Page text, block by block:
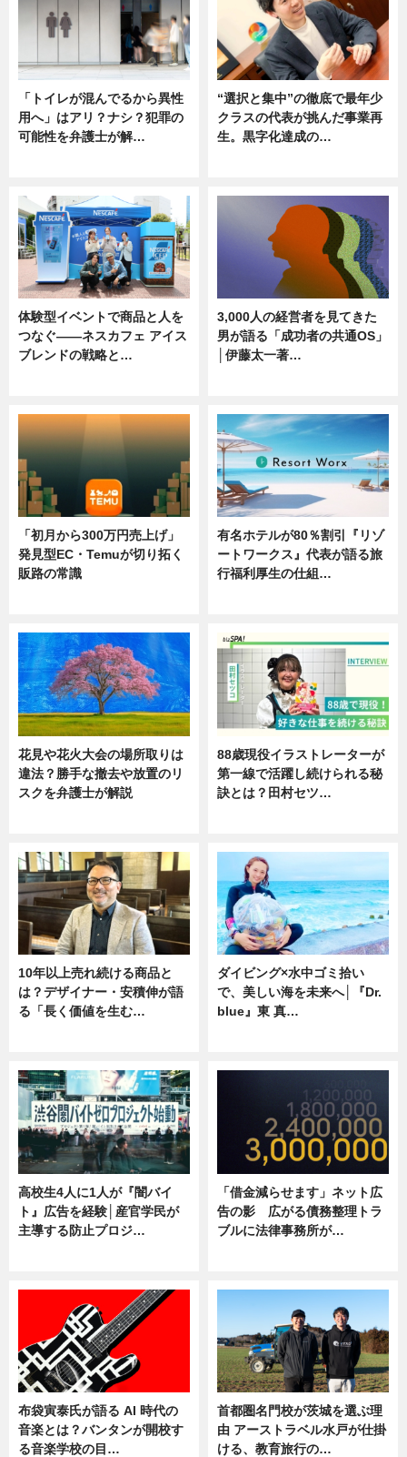
「トイレが混んでるから異性
用へ」はアリ？ナシ？犯罪の
可能性を弁護士が解…
“選択と集中”の徹底で最年少
クラスの代表が挑んだ事業再
生。黒字化達成の…
体験型イベントで商品と人を
つなぐ――ネスカフェ アイス
ブレンドの戦略と…
3,000人の経営者を見てきた
男が語る「成功者の共通OS」
│伊藤太一著…
「初月から300万円売上げ」
発見型EC・Temuが切り拓く
販路の常識
有名ホテルが80％割引『リゾ
ートワークス』代表が語る旅
行福利厚生の仕組…
花見や花火大会の場所取りは
違法？勝手な撤去や放置のリ
スクを弁護士が解説
88歳現役イラストレーターが
第一線で活躍し続けられる秘
訣とは？田村セツ…
10年以上売れ続ける商品と
は？デザイナー・安積伸が語
る「長く価値を生む…
ダイビング×水中ゴミ拾い
で、美しい海を未来へ│『Dr.
blue』東 真…
高校生4人に1人が『闇バイ
ト』広告を経験│産官学民が
主導する防止プロジ…
「借金減らせます」ネット広
告の影 広がる債務整理トラ
ブルに法律事務所が…
布袋寅泰氏が語る AI 時代の
音楽とは？バンタンが開校す
る音楽学校の目…
首都圏名門校が茨城を選ぶ理
由 アーストラベル水戸が仕掛
ける、教育旅行の…